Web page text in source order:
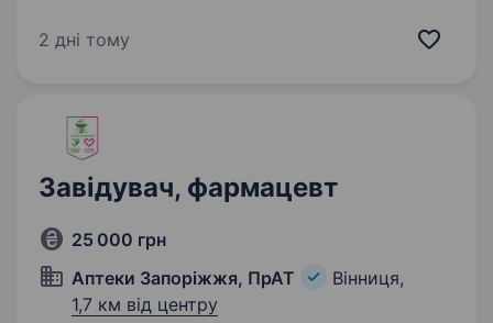
на території м. Запоріжжя, Запорізької,
2 дні тому
Завідувач, фармацевт
25 000 грн
Аптеки Запоріжжя, ПрАТ
Вінниця,
1,7 км від центру